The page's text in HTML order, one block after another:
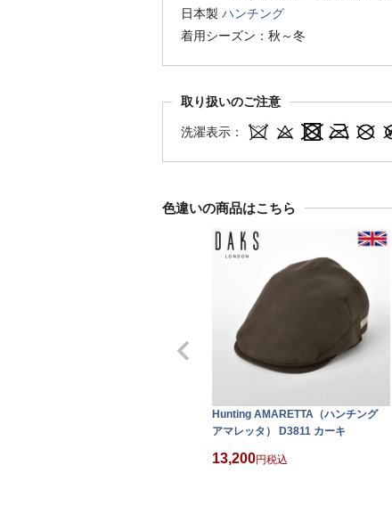
日本製 ハンチング
着用シーズン：秋～冬
取り扱いのご注意
洗濯表示：
色違いの商品はこちら
Hunting AMARETTA（ハンチング
アマレッタ） D3811 カーキ
13,200 税込